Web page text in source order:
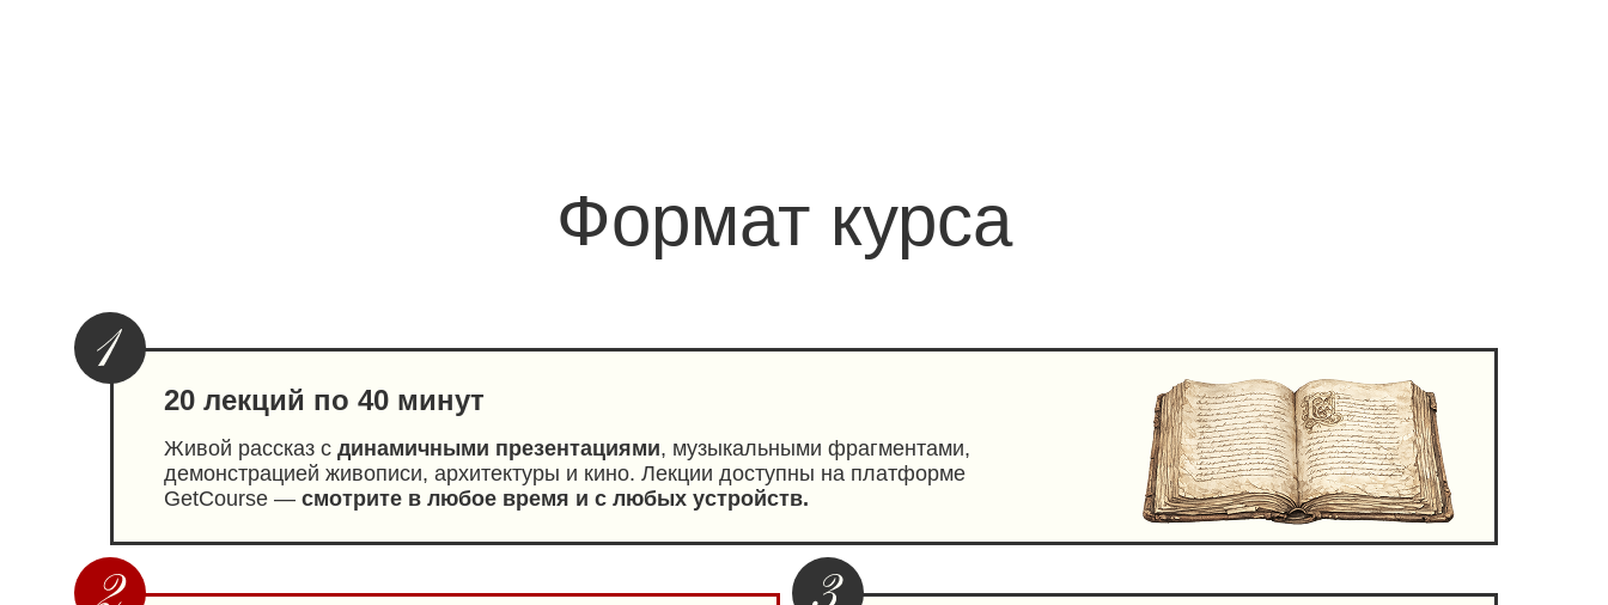
Формат курса
20 лекций по 40 минут
Живой рассказ с динамичными презентациями, музыкальными фрагментами,
демонстрацией живописи, архитектуры и кино. Лекции доступны на платформе
GetCourse — смотрите в любое время и с любых устройств.